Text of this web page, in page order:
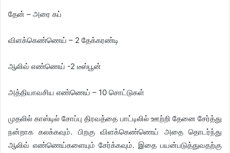
தேன் – அரை கப்
விளக்கெண்ணெய் – 2 தேக்கரண்டி
ஆலிவ் எண்ணெய் -2 டீஸ்பூன்
அத்தியாவசிய எண்ணெய் – 10 சொட்டுகள்
முதலில் காஸ்டில் சோப்பு திரவத்தை பாட்டிலில் ஊற்றி தேனை சேர்த்து
நன்றாக கலக்கவும். பிறகு விளக்கெண்ணெய் அதை தொடர்ந்து
ஆலிவ் எண்ணெய்களையும் சேர்க்கவும். இதை பயன்படுத்துவதற்கு